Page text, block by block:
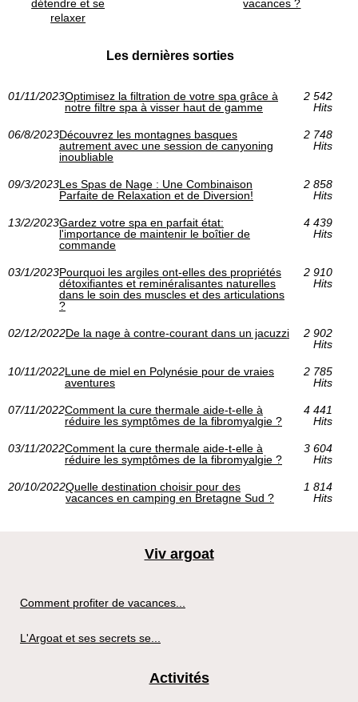
détendre et se
relaxer
vacances ?
Les dernières sorties
01/11/2023Optimisez la filtration de votre spa grâce à
notre filtre spa à visser haut de gamme
2 542
Hits
06/8/2023Découvrez les montagnes basques
autrement avec une session de canyoning
inoubliable
2 748
Hits
09/3/2023Les Spas de Nage : Une Combinaison
Parfaite de Relaxation et de Diversion!
2 858
Hits
13/2/2023Gardez votre spa en parfait état:
l'importance de maintenir le boîtier de
commande
4 439
Hits
03/1/2023Pourquoi les argiles ont-elles des propriétés
détoxifiantes et reminéralisantes naturelles
dans le soin des muscles et des articulations
?
2 910
Hits
02/12/2022De la nage à contre-courant dans un jacuzzi
2 902
Hits
10/11/2022Lune de miel en Polynésie pour de vraies
aventures
2 785
Hits
07/11/2022Comment la cure thermale aide-t-elle à
réduire les symptômes de la fibromyalgie ?
4 441
Hits
03/11/2022Comment la cure thermale aide-t-elle à
réduire les symptômes de la fibromyalgie ?
3 604
Hits
20/10/2022Quelle destination choisir pour des
vacances en camping en Bretagne Sud ?
1 814
Hits
Viv argoat
Comment profiter de vacances...
L'Argoat et ses secrets se...
Activités